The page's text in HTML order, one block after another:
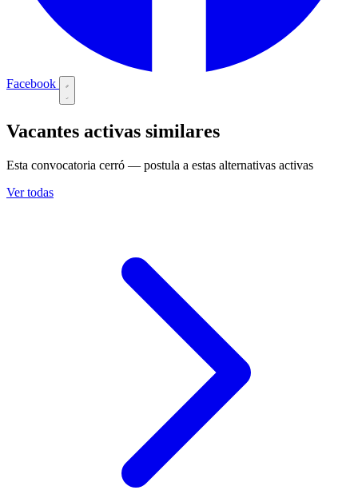
Facebook
Vacantes activas similares
Esta convocatoria cerró — postula a estas alternativas activas
Ver todas